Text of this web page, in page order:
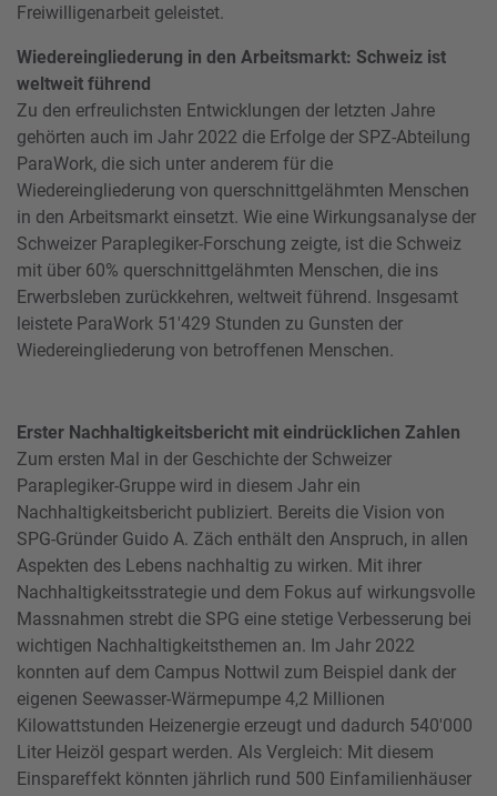
Freiwilligenarbeit geleistet.
Wiedereingliederung in den Arbeitsmarkt: Schweiz ist
weltweit führend
Zu den erfreulichsten Entwicklungen der letzten Jahre
gehörten auch im Jahr 2022 die Erfolge der SPZ-Abteilung
ParaWork, die sich unter anderem für die
Wiedereingliederung von querschnittgelähmten Menschen
in den Arbeitsmarkt einsetzt. Wie eine Wirkungsanalyse der
Schweizer Paraplegiker-Forschung zeigte, ist die Schweiz
mit über 60% querschnittgelähmten Menschen, die ins
Erwerbsleben zurückkehren, weltweit führend. Insgesamt
leistete ParaWork 51'429 Stunden zu Gunsten der
Wiedereingliederung von betroffenen Menschen.
Erster Nachhaltigkeitsbericht mit eindrücklichen Zahlen
Zum ersten Mal in der Geschichte der Schweizer
Paraplegiker-Gruppe wird in diesem Jahr ein
Nachhaltigkeitsbericht publiziert. Bereits die Vision von
SPG-Gründer Guido A. Zäch enthält den Anspruch, in allen
Aspekten des Lebens nachhaltig zu wirken. Mit ihrer
Nachhaltigkeitsstrategie und dem Fokus auf wirkungsvolle
Massnahmen strebt die SPG eine stetige Verbesserung bei
wichtigen Nachhaltigkeitsthemen an. Im Jahr 2022
konnten auf dem Campus Nottwil zum Beispiel dank der
eigenen Seewasser-Wärmepumpe 4,2 Millionen
Kilowattstunden Heizenergie erzeugt und dadurch 540'000
Liter Heizöl gespart werden. Als Vergleich: Mit diesem
Einspareffekt könnten jährlich rund 500 Einfamilienhäuser